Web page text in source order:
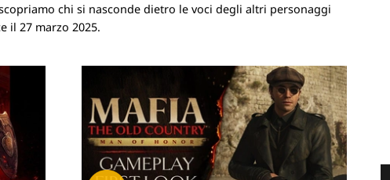
chi si nasconde dietro le voci degli altri personaggi
il 27 marzo 2025.